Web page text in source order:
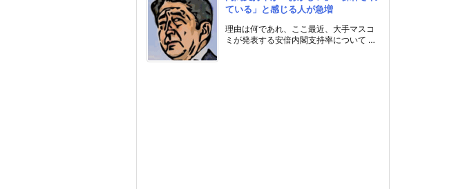
ている」と感じる人が急増
理由は何であれ、ここ最近、大手マスコ
ミが発表する安倍内閣支持率について …